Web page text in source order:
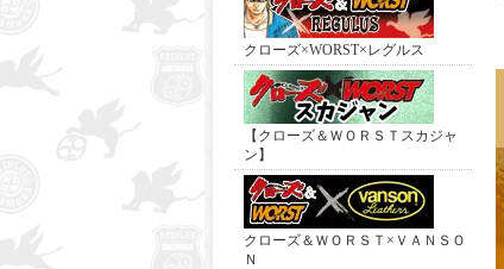
クローズ×WORST×レグルス
【クローズ＆ＷＯＲＳＴスカジャ
ン】
クローズ＆ＷＯＲＳＴ×ＶＡＮＳＯ
Ｎ